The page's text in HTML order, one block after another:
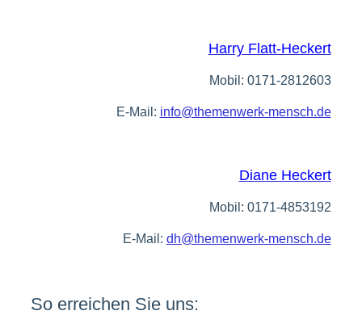
Harry Flatt-Heckert
Mobil: 0171-2812603
E-Mail: info@themenwerk-mensch.de
Diane Heckert
Mobil: 0171-4853192
E-Mail: dh@themenwerk-mensch.de
So erreichen Sie uns: